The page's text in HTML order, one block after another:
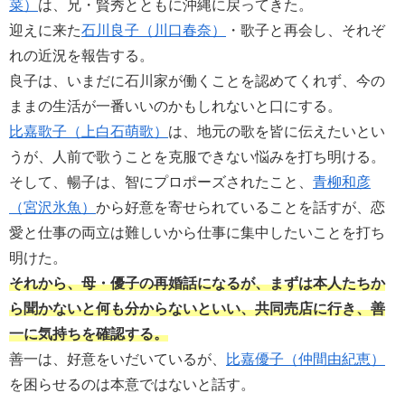
菜） は、兄・賢秀とともに沖縄に戻ってきた。
迎えに来た石川良子（川口春奈）
・歌子と再会し、それぞ
れの近況を報告する。
良子は、いまだに石川家が働くことを認めてくれず、今の
ままの生活が一番いいのかもしれないと口にする。
比嘉歌子（上白石萌歌） は、地元の歌を皆に伝えたいとい
うが、人前で歌うことを克服できない悩みを打ち明ける。
そして、暢子は、智にプロポーズされたこと、 青柳和彦
（宮沢氷魚） から好意を寄せられていることを話すが、恋
愛と仕事の両立は難しいから仕事に集中したいことを打ち
明けた。
それから、母・優子の再婚話になるが、まずは本人たちか
ら聞かないと何も分からないといい、共同売店に行き、善
一に気持ちを確認する。
善一は、好意をいだいているが、
比嘉優子（仲間由紀恵）
を困らせるのは本意ではないと話す。